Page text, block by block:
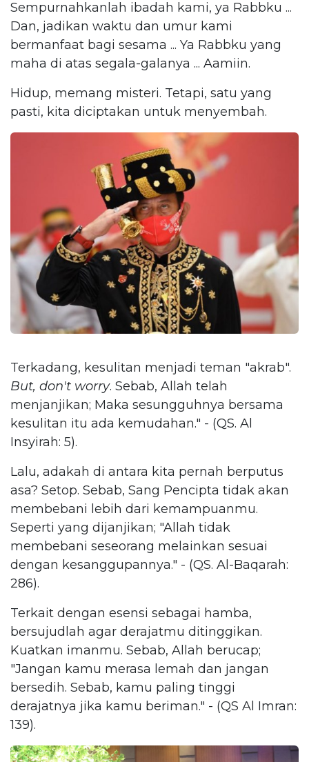
Sempurnahkanlah ibadah kami, ya Rabbku ...
Dan, jadikan waktu dan umur kami
bermanfaat bagi sesama ... Ya Rabbku yang
maha di atas segala-galanya ... Aamiin.
Hidup, memang misteri. Tetapi, satu yang
pasti, kita diciptakan untuk menyembah.
Terkadang, kesulitan menjadi teman "akrab".
But, don't worry. Sebab, Allah telah
menjanjikan; Maka sesungguhnya bersama
kesulitan itu ada kemudahan." - (QS. Al
Insyirah: 5).
Lalu, adakah di antara kita pernah berputus
asa? Setop. Sebab, Sang Pencipta tidak akan
membebani lebih dari kemampuanmu.
Seperti yang dijanjikan; "Allah tidak
membebani seseorang melainkan sesuai
dengan kesanggupannya." - (QS. Al-Baqarah:
286).
Terkait dengan esensi sebagai hamba,
bersujudlah agar derajatmu ditinggikan.
Kuatkan imanmu. Sebab, Allah berucap;
"Jangan kamu merasa lemah dan jangan
bersedih. Sebab, kamu paling tinggi
derajatnya jika kamu beriman." - (QS Al Imran:
139).